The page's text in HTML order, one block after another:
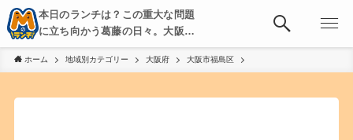
本日のランチは？この重大な問題
に立ち向かう葛藤の日々。大阪・
京都・神戸を中心とした食べ歩
き、飲み歩きを綴る。
ホーム 地域別カテゴリー 大阪府 大阪市福島区